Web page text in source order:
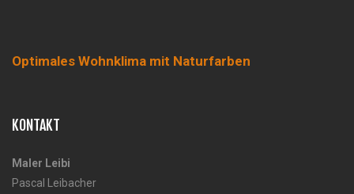
Optimales Wohnklima mit Naturfarben
KONTAKT
Maler Leibi
Pascal Leibacher